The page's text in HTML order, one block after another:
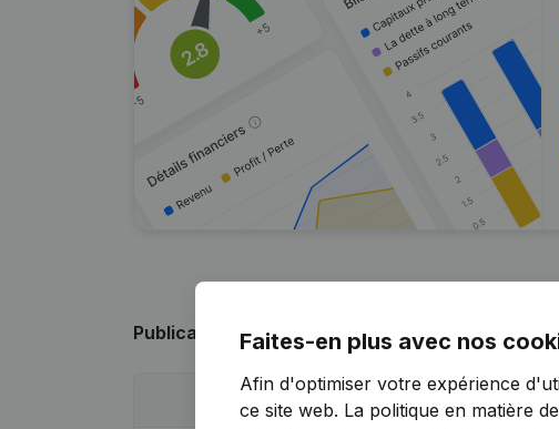
Publicationsde Ichi Chastre
Publication
Faites-en plus avec nos
Afin d'optimiser votre expérience
ce site web. La politique en matière